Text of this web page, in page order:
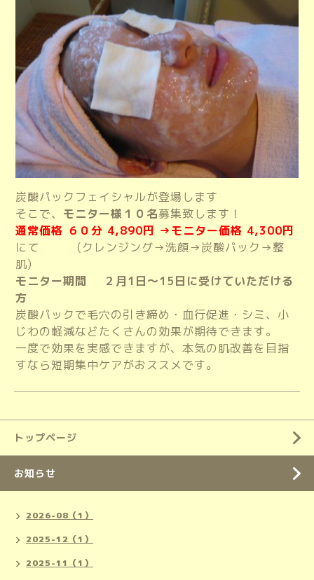
炭酸パックフェイシャルが登場します
そこで、 モニター様１０名募集致します！
通常価格 ６０分 4,890円 →モニター価格 4,300円
にて (クレンジング→洗顔→炭酸パック→整
肌)
モニター期間 ２月1日～15日に受けていただける
方
炭酸パックで毛穴の引き締め・血行促進・シミ、小
じわの軽減などたくさんの効果が期待できます。
一度で効果を実感できますが、本気の肌改善を目指
すなら短期集中ケアがおススメです。
トップページ
お知らせ
2026-08（1）
2025-12（1）
2025-11（1）